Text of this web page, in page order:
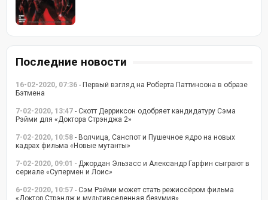
Последние новости
16-02-2020, 07:36 - Первый взгляд на Роберта Паттинсона в образе
Бэтмена
7-02-2020, 13:47 - Скотт Дерриксон одобряет кандидатуру Сэма
Рэйми для «Доктора Стрэнджа 2»
7-02-2020, 10:58 - Волчица, Санспот и Пушечное ядро на новых
кадрах фильма «Новые мутанты»
7-02-2020, 09:01 - Джордан Эльзасс и Александр Гарфин сыграют в
сериале «Супермен и Лоис»
6-02-2020, 10:57 - Сэм Рэйми может стать режиссёром фильма
«Доктор Стрэндж и мультивселенная безумия»